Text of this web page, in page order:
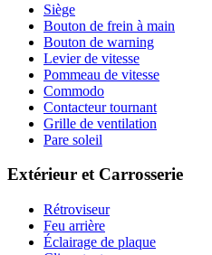
Siège
Bouton de frein à main
Bouton de warning
Levier de vitesse
Pommeau de vitesse
Commodo
Contacteur tournant
Grille de ventilation
Pare soleil
Extérieur et Carrosserie
Rétroviseur
Feu arrière
Éclairage de plaque